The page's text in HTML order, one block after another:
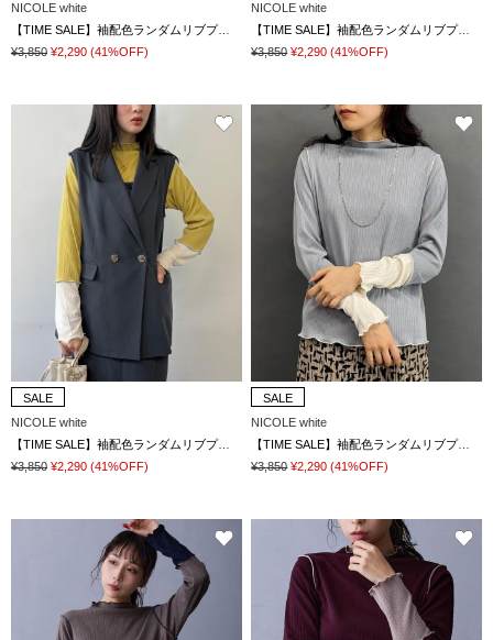
NICOLE white
【TIME SALE】袖配色ランダムリブプルオーバー
¥3,850 ¥2,290 (41%OFF)
NICOLE white
【TIME SALE】袖配色ランダムリブプルオーバー
¥3,850 ¥2,290 (41%OFF)
SALE
NICOLE white
【TIME SALE】袖配色ランダムリブプルオーバー
¥3,850 ¥2,290 (41%OFF)
SALE
NICOLE white
【TIME SALE】袖配色ランダムリブプルオーバー
¥3,850 ¥2,290 (41%OFF)